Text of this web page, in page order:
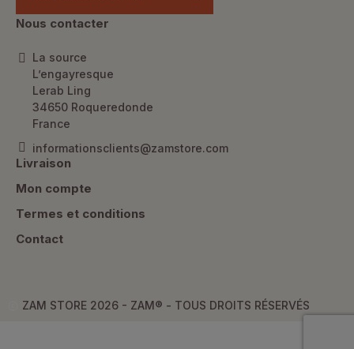
Nous contacter
La source
L’engayresque
Lerab Ling
34650 Roqueredonde
France
informationsclients@zamstore.com
Livraison
Mon compte
Termes et conditions
Contact
ZAM STORE 2026 - ZAM® - TOUS DROITS RÉSERVÉS